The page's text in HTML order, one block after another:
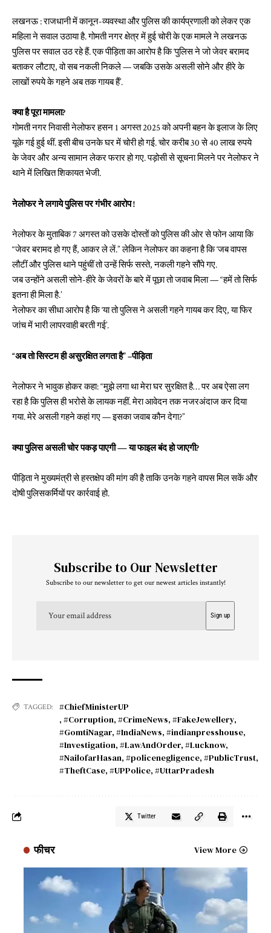
लखनऊ : राजधानी में कानून-व्यवस्था और पुलिस की कार्यप्रणाली को लेकर एक
महिला ने सवाल उठाया है. गोमती नगर क्षेत्र में हुई चोरी के एक मामले ने लखनऊ
पुलिस पर सवाल उठ रहे हैं. एक पीड़िता का आरोप है कि ‘पुलिस ने जो जेवर बरामद
बताकर लौटाए, वो सब नकली निकले — जबकि उसके असली सोने और हीरे के
लाखों रुपये के गहने अब तक गायब हैं’.
क्या है पूरा मामला?
गोमती नगर निवासी नेलोफर हसन 1 अगस्त 2025 को अपनी बहन के इलाज के लिए
यूके गई हुई थीं. इसी बीच उनके घर में चोरी हो गई. चोर करीब 30 से 40 लाख रुपये
के जेवर और अन्य सामान लेकर फरार हो गए. पड़ोसी से सूचना मिलने पर नेलोफर ने
थाने में लिखित शिकायत भेजी.
नेलोफर ने लगाये पुलिस पर गंभीर आरोप !
नेलोफर के मुताबिक 7 अगस्त को उसके दोस्तों को पुलिस की ओर से फोन आया कि
“जेवर बरामद हो गए हैं, आकर ले लें.” लेकिन नेलोफर का कहना है कि ‘जब वापस
लौटीं और पुलिस थाने पहुंचीं तो उन्हें सिर्फ सस्ते, नकली गहने सौंपे गए.
जब उन्होंने असली सोने-हीरे के जेवरों के बारे में पूछा तो जवाब मिला — “हमें तो सिर्फ
इतना ही मिला है.’
नेलोफर का सीधा आरोप है कि ‘या तो पुलिस ने असली गहने गायब कर दिए, या फिर
जांच में भारी लापरवाही बरती गई’.
“अब तो सिस्टम ही असुरक्षित लगता है” –पीड़िता
नेलोफर ने भावुक होकर कहा: “मुझे लगा था मेरा घर सुरक्षित है… पर अब ऐसा लग
रहा है कि पुलिस ही भरोसे के लायक नहीं. मेरा आवेदन तक नजरअंदाज कर दिया
गया. मेरे असली गहने कहां गए — इसका जवाब कौन देगा?”
क्या पुलिस असली चोर पकड़ पाएगी — या फाइल बंद हो जाएगी?
पीड़िता ने मुख्यमंत्री से हस्तक्षेप की मांग की है ताकि उनके गहने वापस मिल सकें और
दोषी पुलिसकर्मियों पर कार्रवाई हो.
Subscribe to Our Newsletter
Subscribe to our newsletter to get our newest articles instantly!
TAGGED:
#ChiefMinisterUP
, #Corruption, #CrimeNews, #FakeJewellery,
#GomtiNagar, #IndiaNews, #indianpresshouse,
#Investigation, #LawAndOrder, #Lucknow,
#NailofarHasan, #policenegligence, #PublicTrust,
#TheftCase, #UPPolice, #UttarPradesh
Twitter
फीचर View More